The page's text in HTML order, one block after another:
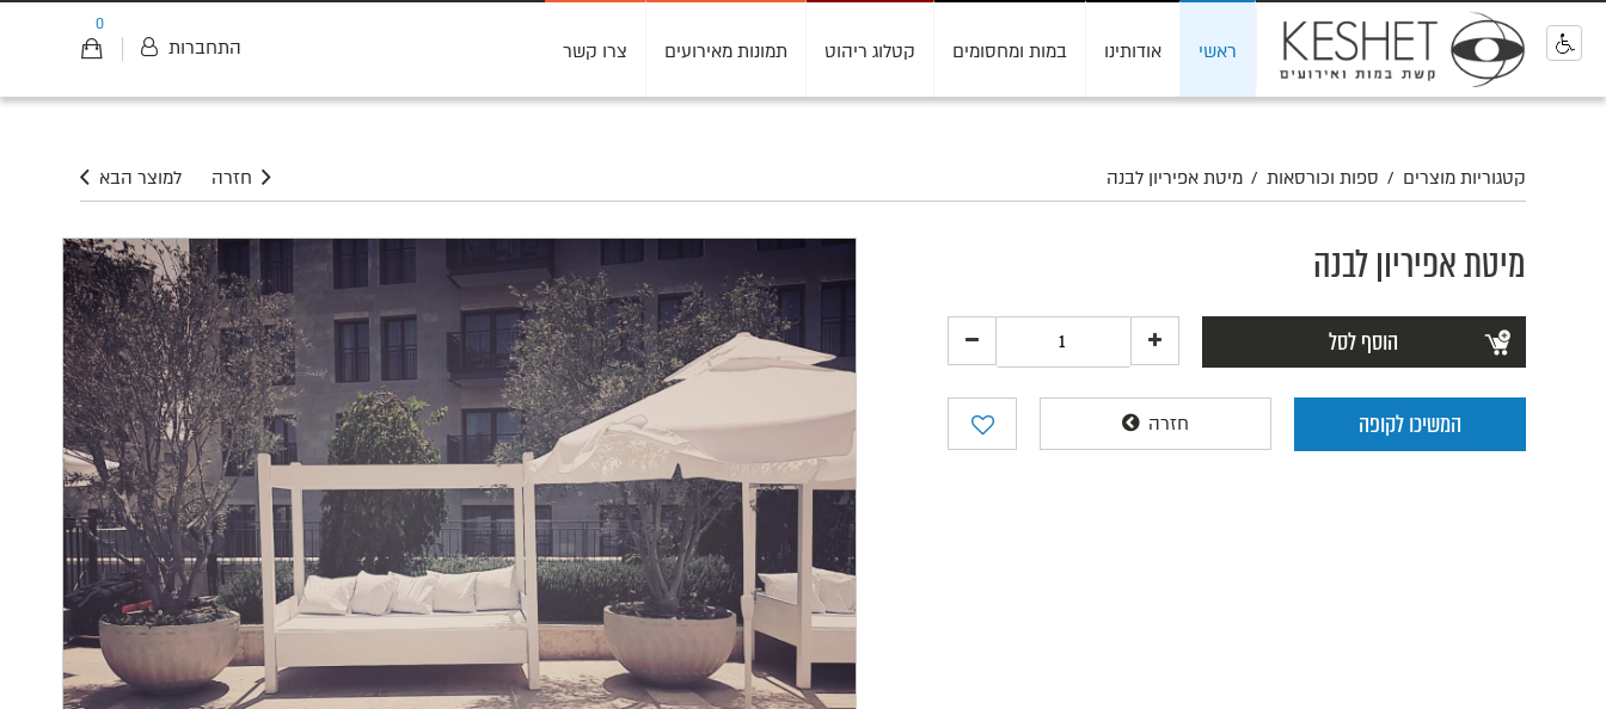
ראשי אודותינו במות ומחסומים קטלוג ריהוט תמונות מאירועים צרו קשר
0
התחברות
קטגוריות מוצרים / ספות וכורסאות / מיטת אפיריון לבנה למוצר הבא חזרה
מיטת אפיריון לבנה
הוסף לסל
המשיכו לקופה חזרה